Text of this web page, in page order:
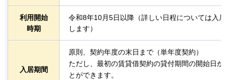
利用開始
時期
令和8年10月5日以降（詳しい日程については入
します）
入居期間
原則、契約年度の末日まで（単年度契約）
ただし、最初の賃貸借契約の貸付期間の開始日
とができます。